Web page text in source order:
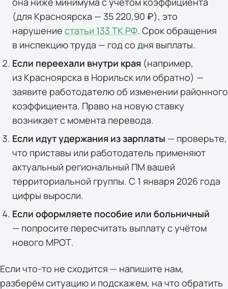
(для Красноярска — 35 220,90 ₽), это
нарушение статьи 133 ТК РФ. Срок обращения
в инспекцию труда — год со дня выплаты.
Если переехали внутри края (например,
из Красноярска в Норильск или обратно) —
заявите работодателю об изменении районного
коэффициента. Право на новую ставку
возникает с момента перевода.
Если идут удержания из зарплаты — проверьте,
что приставы или работодатель применяют
актуальный региональный ПМ вашей
территориальной группы. С 1 января 2026 года
цифры выросли.
Если оформляете пособие или больничный
— попросите пересчитать выплату с учётом
нового МРОТ.
Если что-то не сходится — напишите нам,
разберём ситуацию и подскажем, на что обратить